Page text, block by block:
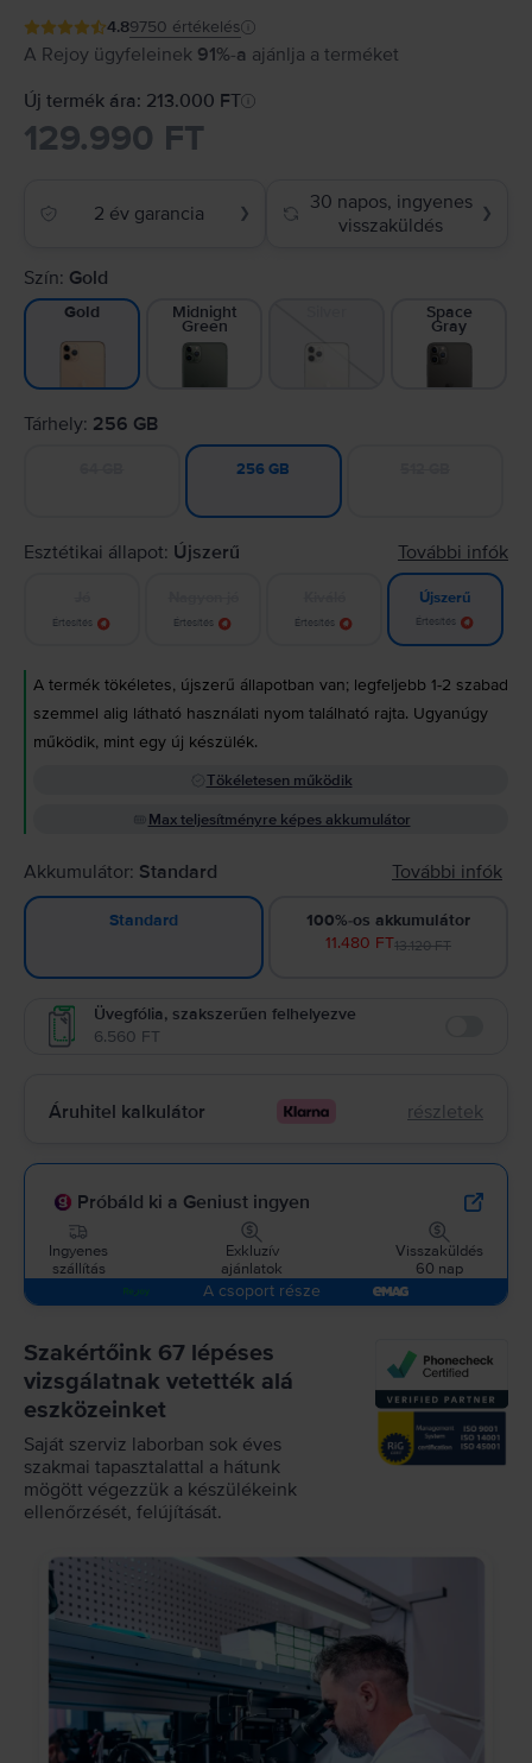
4.89750 értékelés
A Rejoy ügyfeleinek 91%-a ajánlja a terméket
Új termék ára: 213.000 FT
129.990 FT
2 év garancia ❯
30 napos, ingyenes
visszaküldés
❯
Szín: Gold
Gold Midnight
Green
Space
Gray
Tárhely: 256 GB
256 GB
Esztétikai állapot: Újszerű További infók
Értesítés Értesítés Értesítés
Újszerű
Értesítés
A termék tökéletes, újszerű állapotban van; legfeljebb 1-2 szabad
szemmel alig látható használati nyom található rajta. Ugyanúgy
működik, mint egy új készülék.
Tökéletesen működik
Max teljesítményre képes akkumulátor
Akkumulátor: Standard További infók
Standard
100%-os akkumulátor
11.480 FT13.120 FT
Üvegfólia, szakszerűen felhelyezve
6.560 FT
Áruhitel kalkulátor részletek
Próbáld ki a Geniust ingyen
Ingyenes
szállítás
Exkluzív
ajánlatok
Visszaküldés
60 nap
A csoport része
Szakértőink 67 lépéses
vizsgálatnak vetették alá
eszközeinket
Saját szerviz laborban sok éves
szakmai tapasztalattal a hátunk
mögött végezzük a készülékeink
ellenőrzését, felújítását.